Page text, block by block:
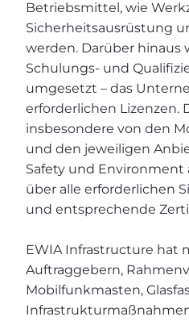
Betriebsmittel, wie
Sicherheitsausrüstung
werden. Darüber hinaus
Schulungs- und
umgesetzt – das
erforderlichen Lizenzen.
insbesondere von den
und den jeweiligen
Safety und
über alle erforderlichen
und entsprechende
EWIA Infrastructure hat
Auftraggebern,
Mobilfunkmasten,